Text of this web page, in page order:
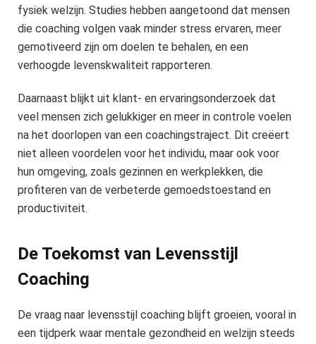
fysiek welzijn. Studies hebben aangetoond dat mensen
die coaching volgen vaak minder stress ervaren, meer
gemotiveerd zijn om doelen te behalen, en een
verhoogde levenskwaliteit rapporteren.
Daarnaast blijkt uit klant- en ervaringsonderzoek dat
veel mensen zich gelukkiger en meer in controle voelen
na het doorlopen van een coachingstraject. Dit creëert
niet alleen voordelen voor het individu, maar ook voor
hun omgeving, zoals gezinnen en werkplekken, die
profiteren van de verbeterde gemoedstoestand en
productiviteit.
De Toekomst van Levensstijl
Coaching
De vraag naar levensstijl coaching blijft groeien, vooral in
een tijdperk waar mentale gezondheid en welzijn steeds